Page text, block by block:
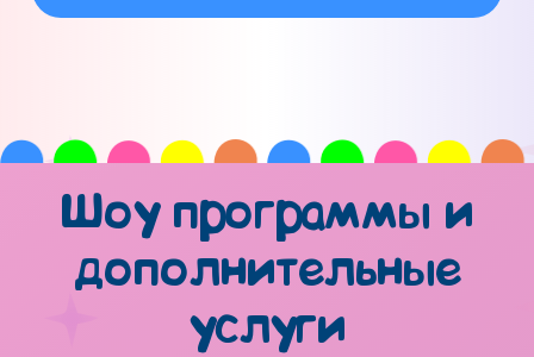
Шоу программы и
дополнительные
услуги